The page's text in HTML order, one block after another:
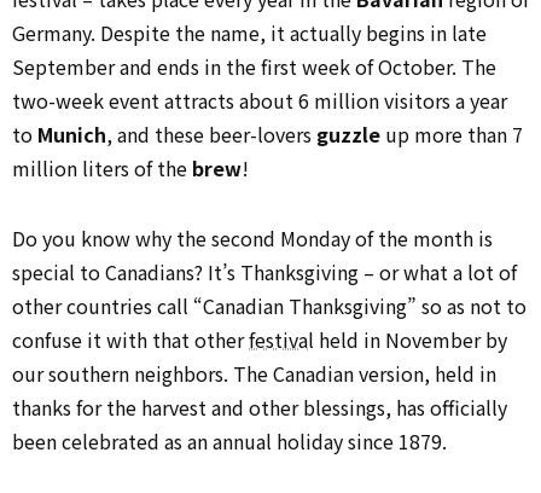
Germany. Despite the name, it actually begins in late
September and ends in the first week of October. The
two-week event attracts about 6 million visitors a year
to Munich, and these beer-lovers guzzle up more than 7
million liters of the brew!
Do you know why the second Monday of the month is
special to Canadians? It’s Thanksgiving – or what a lot of
other countries call “Canadian Thanksgiving” so as not to
confuse it with that otherfestival held in November by
our southern neighbors. The Canadian version, held in
thanks for the harvest and other blessings, has officially
been celebrated as an annual holiday since 1879.